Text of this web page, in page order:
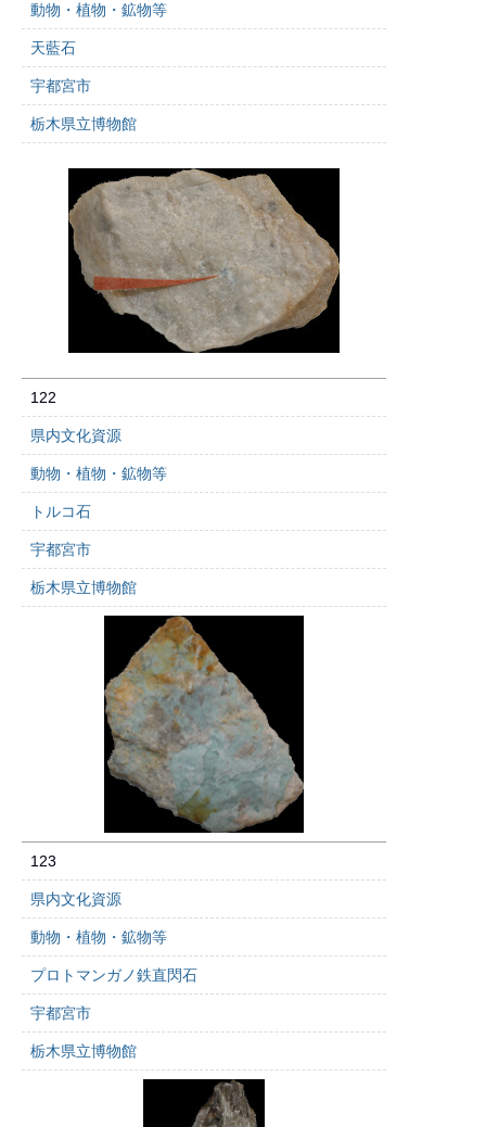
動物・植物・鉱物等
天藍石
宇都宮市
栃木県立博物館
122
県内文化資源
動物・植物・鉱物等
トルコ石
宇都宮市
栃木県立博物館
123
県内文化資源
動物・植物・鉱物等
プロトマンガノ鉄直閃石
宇都宮市
栃木県立博物館